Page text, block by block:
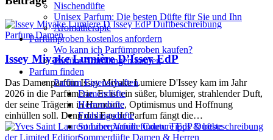
Nischendüfte
Unisex Parfum: Die besten Düfte für Sie und Ihn
Aromatherapie
Parfümproben kostenlos anfordern
Wo kann ich Parfümproben kaufen?
Parfüm Abfüllungen kaufen
Parfum finden
Parfüm Eigenschaften
Damendüfte
Herrendüfte
Frühlingsdüfte
Sommerparfum finden: Tipps & beste
Sommerdüfte Damen & Herren
Parfum Damen
Issey Miyake Lumière D’Issey EdP
Das Damenparfüm Issey Miyake Lumiere D'Issey kam im Jahr
2026 in die Parfümerie. Es ist ein süßer, blumiger, strahlender Duft,
der seine Trägerin in Harmonie, Optimismus und Hoffnung
einhüllen soll. Denn das Eau de Parfum fängt die…